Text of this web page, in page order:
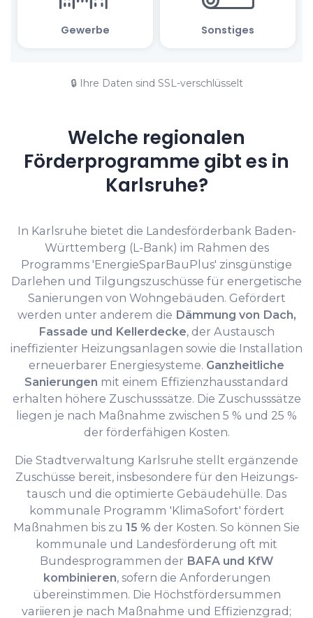
🔒 Ihre Daten sind SSL-verschlüsselt
Welche regionalen
Förderprogramme gibt es in
Karlsruhe?
In Karlsruhe bietet die Landesförderbank Baden-
Württemberg (L-Bank) im Rahmen des
Programms 'EnergieSparBauPlus' zinsgünstige
Darlehen und Tilgungszuschüsse für energetische
Sanierungen von Wohngebäuden. Gefördert
werden unter anderem die Dämmung von Dach,
Fassade und Kellerdecke, der Austausch
ineffizienter Heizungsanlagen sowie die Installation
erneuerbarer Energiesysteme. Ganzheitliche
Sanierungen mit einem Effizienzhausstandard
erhalten höhere Zuschusssätze. Die Zuschusssätze
liegen je nach Maßnahme zwischen 5 % und 25 %
der förderfähigen Kosten.
Die Stadtverwaltung Karlsruhe stellt ergänzende
Zuschüsse bereit, insbesondere für den Heizungs­
tausch und die optimierte Gebäudehülle. Das
kommunale Programm 'KlimaSofort' fördert
Maßnahmen bis zu 15 % der Kosten. So können Sie
kommunale und Landesförderung oft mit
Bundesprogrammen der BAFA und KfW
kombinieren, sofern die Anforderungen
übereinstimmen. Die Höchstfördersummen
variieren je nach Maßnahme und Effizienzgrad;